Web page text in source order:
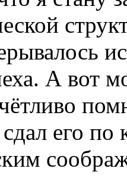
А вот
его по